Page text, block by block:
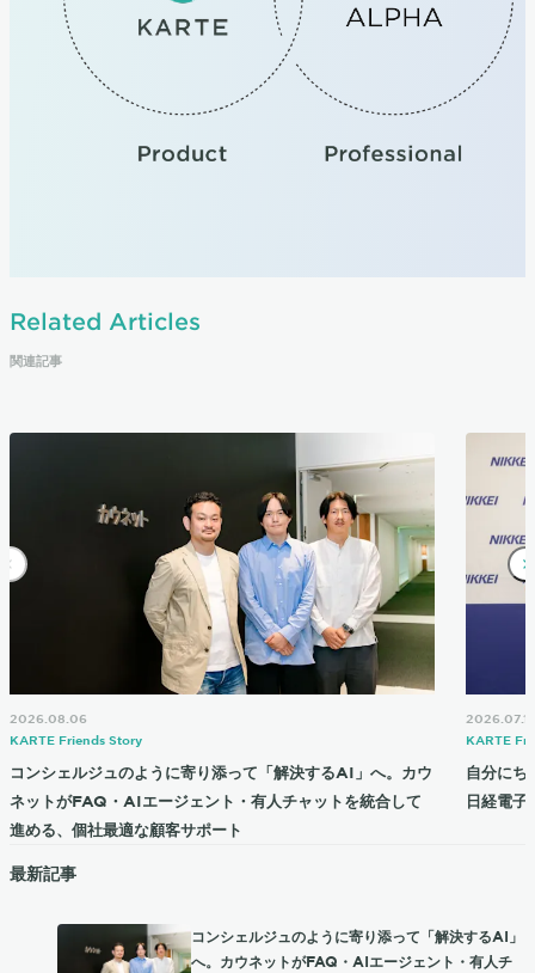
Related Articles
関連記事
2026.08.06
KARTE Friends Story
コンシェルジュのように寄り添って「解決するAI」へ。カウ
ネットがFAQ・AIエージェント・有人チャットを統合して
進める、個社最適な顧客サポート
2026.07.17
KARTE
自分にち
日経電
最新記事
コンシェルジュのように寄り添って「解決するAI」
へ。カウネットがFAQ・AIエージェント・有人チ